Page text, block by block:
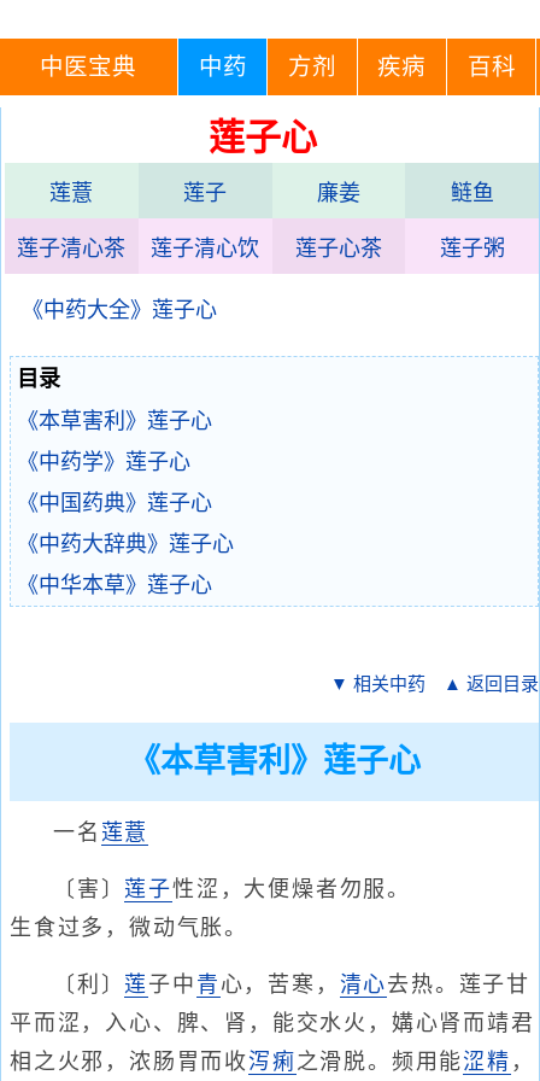
中医宝典 中药 方剂 疾病 百科
莲子心
莲薏 莲子 廉姜 鲢鱼
莲子清心茶 莲子清心饮 莲子心茶 莲子粥
《中药大全》莲子心
目录
《本草害利》莲子心
《中药学》莲子心
《中国药典》莲子心
《中药大辞典》莲子心
《中华本草》莲子心
▼ 相关中药 ▲ 返回目录
《本草害利》莲子心
一名 莲薏
〔害〕 莲子性涩，大便燥者勿服。
生食过多，微动气胀。
〔利〕 莲 子中 青 心，苦寒， 清心去热。莲子甘
平而涩，入心、脾、肾，能交水火，媾心肾而靖君
相之火邪，浓肠胃而收泻痢 之滑脱。频用能涩精 ，